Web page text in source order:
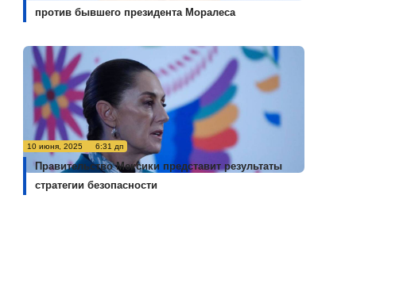
против бывшего президента Моралеса
10 июня, 2025 6:31 дп
Правительство Мексики представит результаты
стратегии безопасности